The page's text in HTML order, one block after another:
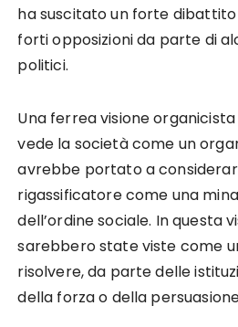
ha suscitato un forte
forti opposizioni da parte di
politici.
Una ferrea visione
vede la società come un
avrebbe portato a
rigassificatore come una
dell’ordine sociale. In questa
sarebbero state viste come
risolvere, da parte delle
della forza o della